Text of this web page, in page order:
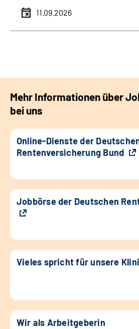
11.09.2026
Mehr Informationen über
bei uns
Online-Dienste der
Rentenversicherung Bund
Jobbörse der Deutschen
Vieles spricht für unsere
Wir als Arbeitgeberin